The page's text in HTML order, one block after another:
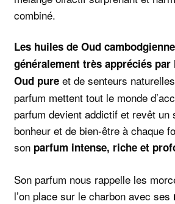
combiné.
Les huiles de Oud
généralement très appréciés par
Oud pureet de senteurs
parfum mettent tout le monde
parfum devient addictif et revêt un
bonheur et de bien-être à chaque
son parfum intense, riche et
Son parfum nous rappelle les
l’on place sur le charbon avec ses